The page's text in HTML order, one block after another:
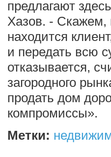
предлагают
Хазов. - Скажем,
находится
и передать всю
отказывается,
загородного
продать дом
компромиссы».
Метки: